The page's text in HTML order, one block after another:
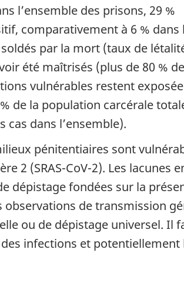
l’ensemble des prisons, 29 %
comparativement à 6 % dans
par la mort (taux de
été maîtrisés (plus de 80 %
vulnérables restent
de la population carcérale
cas dans l’ensemble).
pénitentiaires sont
2 (SRAS-CoV-2). Les lacunes
dépistage fondées sur la
de transmission
ou de dépistage universel.
infections et